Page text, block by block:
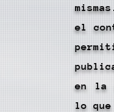
el
en la
lo